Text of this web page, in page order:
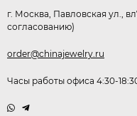
г. Москва, Павловская ул.,
согласованию)
order@chinajewelry.ru
Часы работы офиса 4:30-